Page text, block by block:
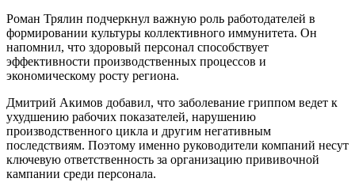
Роман Трялин подчеркнул важную роль работодателей в
формировании культуры коллективного иммунитета. Он
напомнил, что здоровый персонал способствует
эффективности производственных процессов и
экономическому росту региона.
Дмитрий Акимов добавил, что заболевание гриппом ведет к
ухудшению рабочих показателей, нарушению
производственного цикла и другим негативным
последствиям. Поэтому именно руководители компаний несут
ключевую ответственность за организацию прививочной
кампании среди персонала.